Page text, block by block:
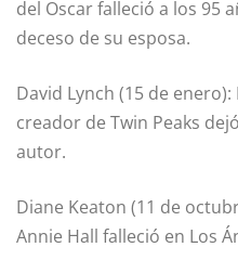
del Oscar falleció a los 95
deceso de su esposa.
David Lynch (15 de
creador de Twin Peaks
autor.
Diane Keaton (11 de
Annie Hall falleció en Los